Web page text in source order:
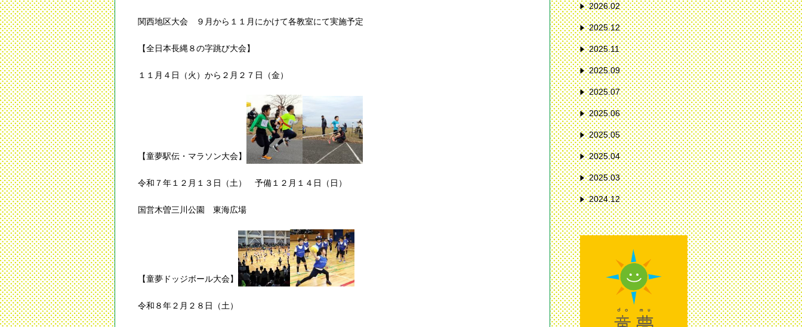
関西地区大会 ９月から１１月にかけて各教室にて実施予定
【全日本長縄８の字跳び大会】
１１月４日（火）から２月２７日（金）
【童夢駅伝・マラソン大会】
令和７年１２月１３日（土） 予備１２月１４日（日）
国営木曽三川公園 東海広場
【童夢ドッジボール大会】
令和８年２月２８日（土）
2026.02
2025.12
2025.11
2025.09
2025.07
2025.06
2025.05
2025.04
2025.03
2024.12